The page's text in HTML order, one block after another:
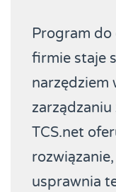
Program
firmie staje
narzędziem
TCS.net
usprawnia